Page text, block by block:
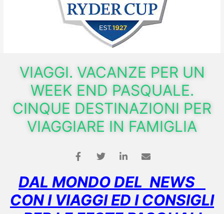
VIAGGI. VACANZE PER UN
WEEK END PASQUALE.
CINQUE DESTINAZIONI PER
VIAGGIARE IN FAMIGLIA
DAL MONDO DEL NEWS
CON I VIAGGI ED I CONSIGLI